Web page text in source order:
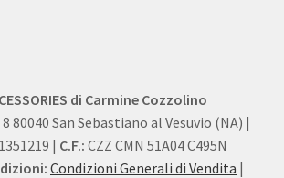
di Carmine Cozzolino
80040 San Sebastiano al Vesuvio (NA) |
| C.F.: CZZ CMN 51A04 C495N
Condizioni Generali di Vendita |